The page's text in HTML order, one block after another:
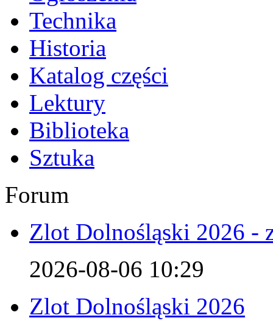
Technika
Historia
Katalog części
Lektury
Biblioteka
Sztuka
Forum
Zlot Dolnośląski 2026 -
2026-08-06 10:29
Zlot Dolnośląski 2026